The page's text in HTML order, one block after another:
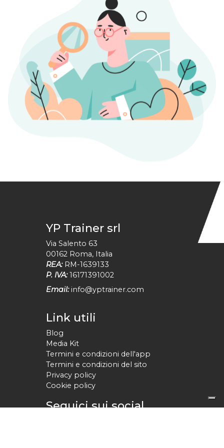
YP Trainer srl
Via Salento 63
00162 Roma, Italia
REA: RM-1639133
P. IVA: 16171391002
Email: info@yptrainer.com
Link utili
Blog
Media Kit
Termini e condizioni dell'app
Termini e condizioni del sito
Privacy policy
Cookie policy
Seguici sui social